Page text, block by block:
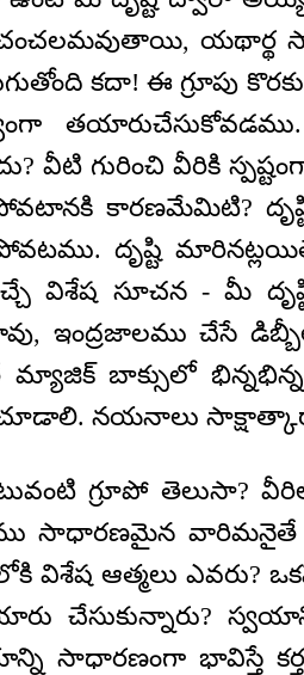
యథార్థ
కదా! ఈ గ్రూపు
వీటి గురించి వీరికి
కారణమేమిటి?
దృష్టి
విశేష సూచన - మీ
ఇంద్రజాలము చేసే
బాక్సులో
చూడాలి. నయనాలు
గ్రూపో తెలుసా?
సాధారణమైన వారిమనైతే
విశేష ఆత్మలు ఎవరు?
చేసుకున్నారు?
సాధారణంగా భావిస్తే